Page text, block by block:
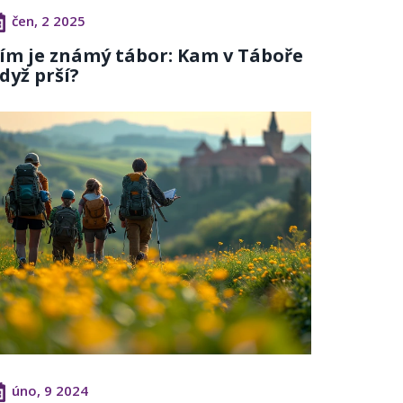
čen, 2 2025
je známý tábor: Kam v Táboře
prší?
úno, 9 2024